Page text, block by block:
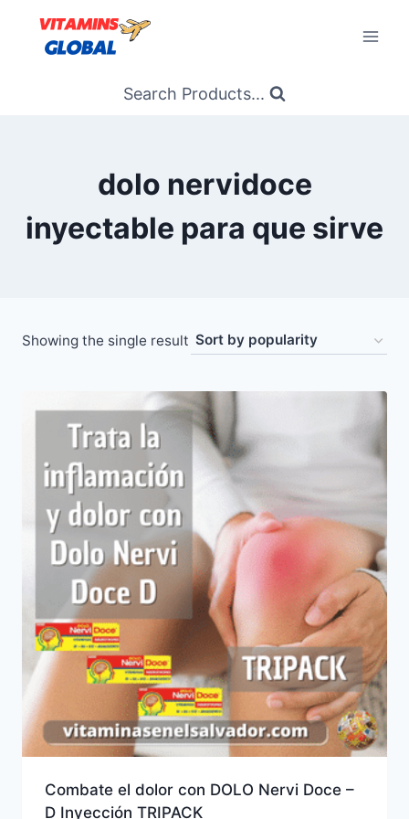
content
Search Products...
dolo nervidoce
inyectable para que sirve
Showing the single result
Combate el dolor con DOLO Nervi Doce –
D Inyección TRIPACK